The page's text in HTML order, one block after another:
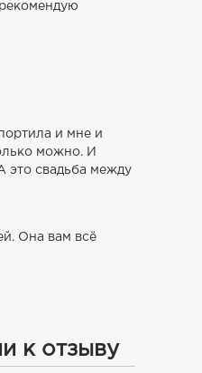
и мне и
можно. И
это свадьба между
Она вам всё
к отзыву